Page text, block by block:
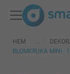
HEM
BLOMKRUKA MINI -